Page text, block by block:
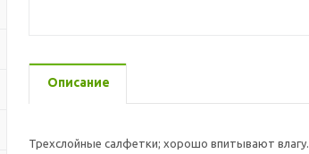
Описание
Трехслойные салфетки; хорошо впитывают влагу.